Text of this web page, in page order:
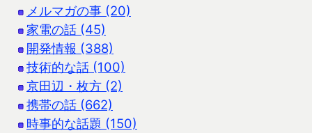
メルマガの事 (20)
家電の話 (45)
開発情報 (388)
技術的な話 (100)
京田辺・枚方 (2)
携帯の話 (662)
時事的な話題 (150)